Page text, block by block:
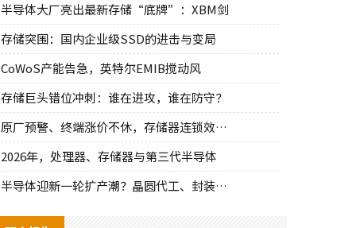
半导体大厂亮出最新存储“底牌”：XBM剑
存储突围：国内企业级SSD的进击与变局
CoWoS产能告急，英特尔EMIB搅动风
存储巨头错位冲刺：谁在进攻，谁在防守？
原厂预警、终端涨价不休，存储器连锁效应持
2026年，处理器、存储器与第三代半导体
半导体迎新一轮扩产潮？晶圆代工、封装、光